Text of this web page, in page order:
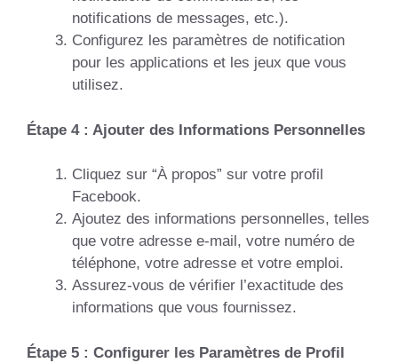
notifications de messages, etc.).
Configurez les paramètres de notification
pour les applications et les jeux que vous
utilisez.
Étape 4 : Ajouter des Informations Personnelles
Cliquez sur “À propos” sur votre profil
Facebook.
Ajoutez des informations personnelles, telles
que votre adresse e-mail, votre numéro de
téléphone, votre adresse et votre emploi.
Assurez-vous de vérifier l’exactitude des
informations que vous fournissez.
Étape 5 : Configurer les Paramètres de Profil